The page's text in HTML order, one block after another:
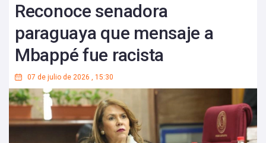
Reconoce senadora
paraguaya que mensaje a
Mbappé fue racista
07 de julio de 2026 , 15:30